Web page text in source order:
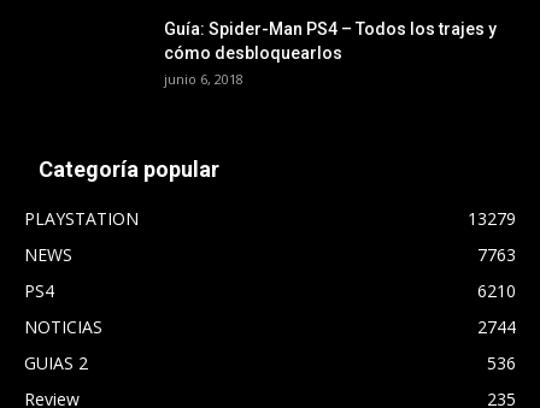
Guía: Spider-Man PS4 – Todos los trajes y
cómo desbloquearlos
junio 6, 2018
Categoría popular
PLAYSTATION
13279
NEWS
7763
PS4
6210
NOTICIAS
2744
GUIAS 2
536
Review
235